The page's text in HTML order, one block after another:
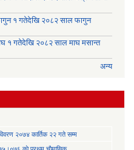
१ गतेदेखि २०८२ साल फागुन
१ गतेदेखि २०८२ साल माघ मसान्त
अन्य
विवरण २०७४ कार्तिक २२ गते सम्म